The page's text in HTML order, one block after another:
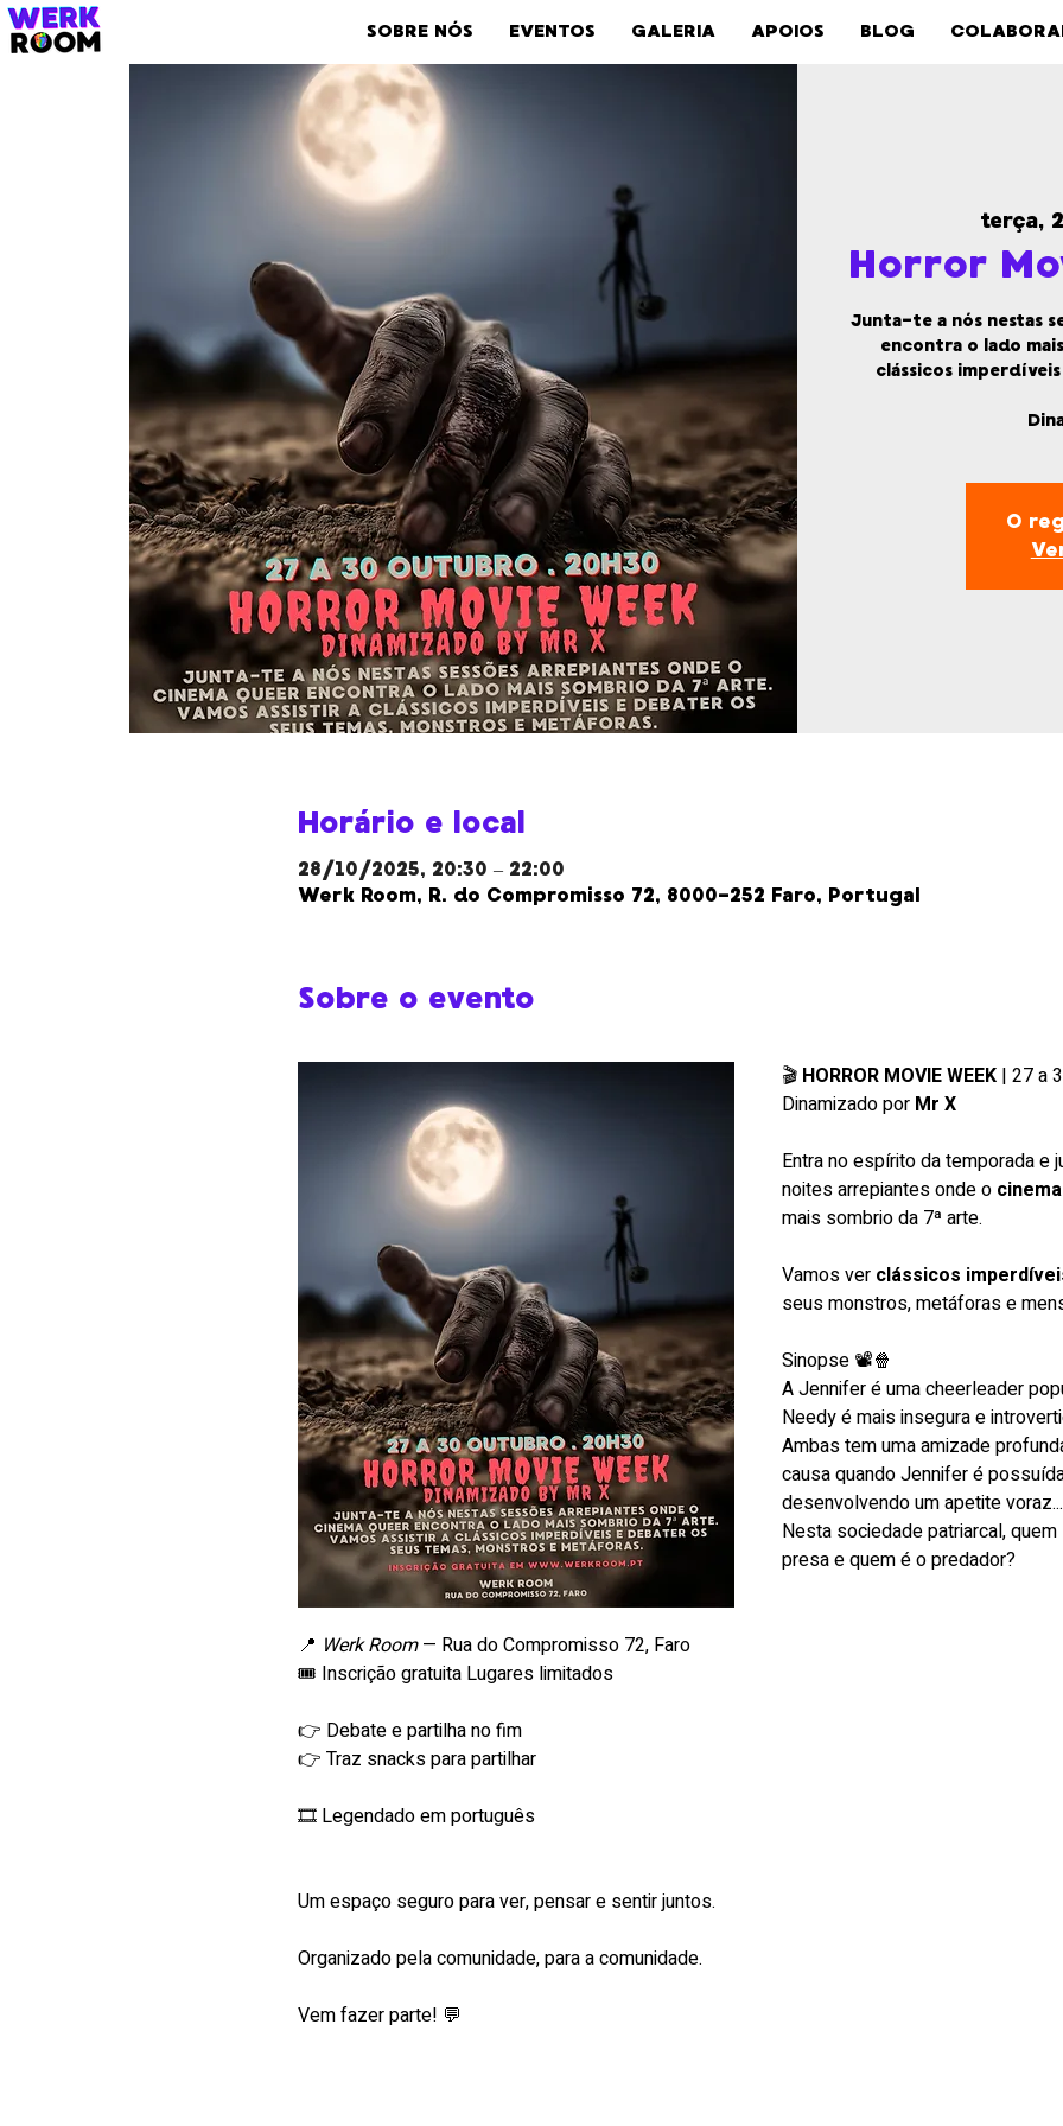
SOBRE NÓS EVENTOS GALERIA APOIOS BLOG
terça,
Horror
Junta-te a nós nestas
encontra o lado
clássicos
O
Horário e local
28/10/2025, 20:30 – 22:00
Werk Room, R. do Compromisso 72, 8000-252 Faro, Portugal
Sobre o evento
🎬 HORROR MOVIE WEEK | 27 a
Dinamizado por Mr X
Entra no espírito da temporada e
noites arrepiantes onde o
mais sombrio da 7ª arte.
Vamos ver clássicos
seus monstros, metáforas e
Sinopse 📽️🍿
A Jennifer é uma cheerleader
Needy é mais insegura e
Ambas tem uma amizade
causa quando Jennifer é
desenvolvendo um apetite
Nesta sociedade patriarcal,
presa e quem é o predador?
📍 Werk Room — Rua do Compromisso 72, Faro
🎟️ Inscrição gratuita Lugares limitados
👉 Debate e partilha no fim
👉 Traz snacks para partilhar
🎞 Legendado em português
Um espaço seguro para ver, pensar e sentir juntos.
Organizado pela comunidade, para a comunidade.
Vem fazer parte! 💬